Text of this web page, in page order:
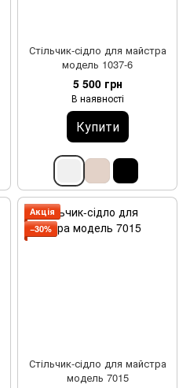
Стільчик-сідло для майстра
модель 1037-6
5 500 грн
В наявності
Купити
Акція
−30%
Стільчик-сідло для майстра
модель 7015